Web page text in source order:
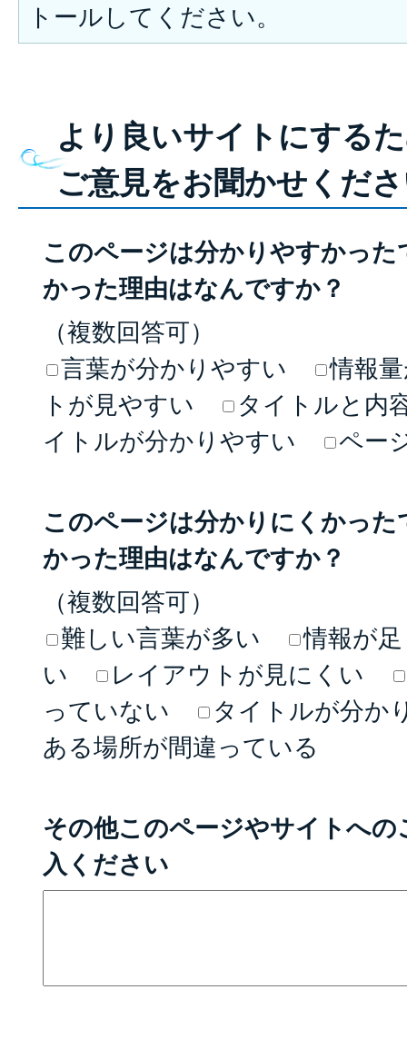
トールしてください。
より良いサイトにする
ご意見をお聞かせくだ
このページは分かりやすかっ
かった理由はなんですか？
（複数回答可）
言葉が分かりやすい
情報
トが見やすい
タイトルと内
イトルが分かりやすい
ペー
このページは分かりにくかっ
かった理由はなんですか？
（複数回答可）
難しい言葉が多い
情報が
い
レイアウトが見にくい
っていない
タイトルが分か
ある場所が間違っている
その他このページやサイトへ
入ください